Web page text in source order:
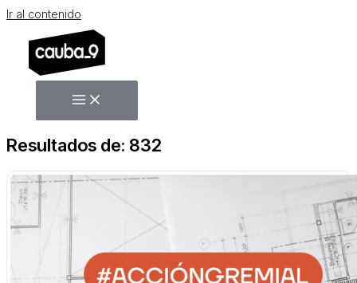
Ir al contenido
Resultados de: 832